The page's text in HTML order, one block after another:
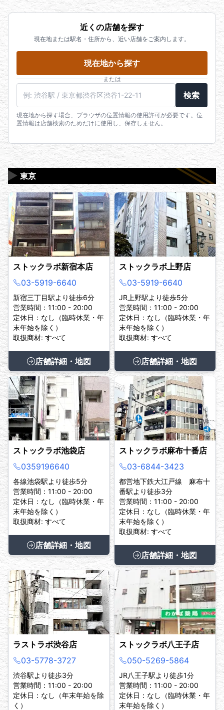
近くの店舗を探す
現在地または駅名・住所から、近い店舗をご案内します。
現在地から探す
または
検索
現在地から探す場合、ブラウザの位置情報の使用許可が必要です。位
置情報は店舗検索のためだけに使用し、保存しません。
東京
▶
ストックラボ新宿本店
03-5919-6640
新宿三丁目駅より徒歩6分
営業時間：11:00 - 20:00
定休日：なし（臨時休業・年
末年始を除く）
取扱商材: すべて
店舗詳細・地図
ストックラボ上野店
03-5919-6640
JR上野駅より徒歩5分
営業時間：11:00 - 20:00
定休日：なし（臨時休業・年
末年始を除く）
取扱商材: すべて
店舗詳細・地図
ストックラボ池袋店
0359196640
各線池袋駅より徒歩5分
営業時間：11:00 - 20:00
定休日：なし（臨時休業・年
末年始を除く）
取扱商材: すべて
店舗詳細・地図
ストックラボ麻布十番店
03-6844-3423
都営地下鉄大江戸線 麻布十
番駅より徒歩3分
営業時間：11:00 - 20:00
定休日：なし（臨時休業・年
末年始を除く）
取扱商材: すべて
店舗詳細・地図
ラストラボ渋谷店
03-5778-3727
渋谷駅より徒歩3分
営業時間：11:00 - 20:00
定休日：なし（年末年始を除
く）
ストックラボ八王子店
050-5269-5864
JR八王子駅より徒歩1分
営業時間：11:00 - 20:00
定休日：なし（臨時休業・年
末年始を除く）